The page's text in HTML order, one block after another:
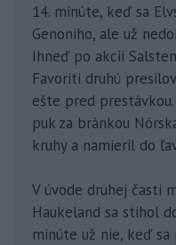
14. minúte, keď sa
Genoniho, ale už
Ihneď po akcii
Favoriti druhú
ešte pred
puk za bránkou
kruhy a namieril do
V úvode druhej časti
Haukeland sa stihol
minúte už nie, keď